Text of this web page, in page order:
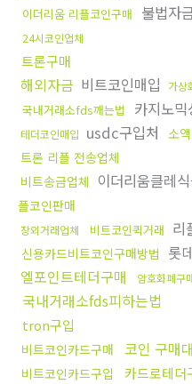
이더리움 리플코인구매 불법자
24시코인업체
트론구매
해외자금 비트코인매입 가상
국내거래소fds깨는법 카지노믹
테더코인매입 usdc구입처 소
트론 리플 전송업체
비트송금업체 이더리움클레
플코인판매
장외거래업체 비트코인퀵거래 리
신용카드비트코인구매방법 롯
엘포인트테더구매 암호화폐구
국내거래소fds피하는법
tron구입
비트코인카드구매 코인 구매
비트코인카드구입 카드로테더